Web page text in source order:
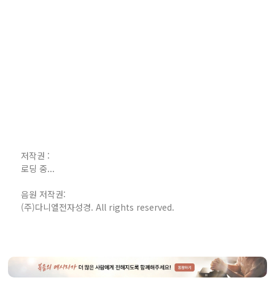
저작권 :
로딩 중...
음원 저작권:
(주)다니엘전자성경. All rights reserved.